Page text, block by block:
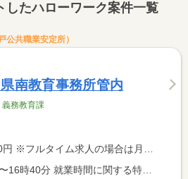
したハローワーク案件一覧
公共職業安定所）
南教育事務所管内
務教育課
は月額（換算額）、パート求人の場合は時間額を表示しています。